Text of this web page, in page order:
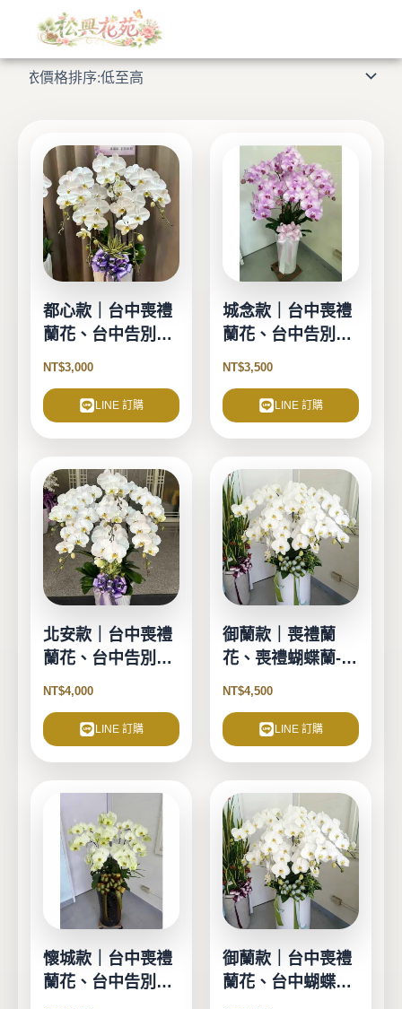
顯示所有 10 筆結果
價
格
排
序：
低
至
都心款｜台中喪禮
蘭花、台中告別式
蘭花-5珠
NT$3,000
LINE 訂購
城念款｜台中喪禮
蘭花、台中告別式
蘭花-6珠
NT$3,500
LINE 訂購
北安款｜台中喪禮
蘭花、台中告別式
蘭花-7珠
NT$4,000
LINE 訂購
御蘭款｜喪禮蘭
花、喪禮蝴蝶蘭-9
珠(單盆買斷)
NT$4,500
LINE 訂購
懷城款｜台中喪禮
蘭花、台中告別式
御蘭款｜台中喪禮
蘭花、台中蝴蝶